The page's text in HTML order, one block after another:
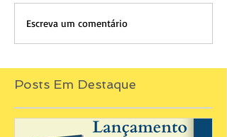
Escreva um comentário
Posts Em Destaque